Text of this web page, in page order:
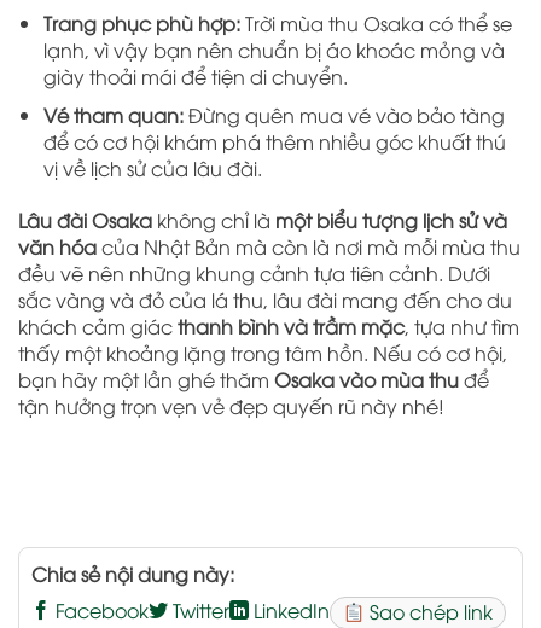
Trang phục phù hợp:Trời mùa thu Osaka có thể se
lạnh, vì vậy bạn nên chuẩn bị áo khoác mỏng và
giày thoải mái để tiện di chuyển.
Vé tham quan:Đừng quên mua vé vào bảo tàng
để có cơ hội khám phá thêm nhiều góc khuất thú
vị về lịch sử của lâu đài.
Lâu đài Osaka không chỉ là một biểu tượng lịch sử và
văn hóacủa Nhật Bản mà còn là nơi mà mỗi mùa thu
đều vẽ nên những khung cảnh tựa tiên cảnh. Dưới
sắc vàng và đỏ của lá thu, lâu đài mang đến cho du
khách cảm giácthanh bình và trầm mặc, tựa như tìm
thấy một khoảng lặng trong tâm hồn. Nếu có cơ hội,
bạn hãy một lần ghé thăm Osaka vào mùa thuđể
tận hưởng trọn vẹn vẻ đẹp quyến rũ này nhé!
Chia sẻ nội dung này:
Facebook
Twitter LinkedIn Sao chép link